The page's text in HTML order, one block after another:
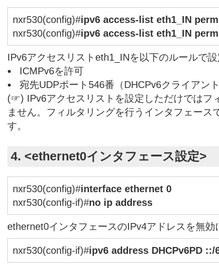
nxr530(config)#ipv6 access-list eth1_IN
nxr530(config)#ipv6 access-list eth1_IN
IPv6アクセスリストeth1_INを以下のルールで
ICMPv6を許可
宛先UDPポート546番（DHCPv6クライアン
(☞) IPv6アクセスリストを設定しただけではフ
ません。フィルタリングを行うインタフェース
す。
4. <ethernet0インタフェース設定>
nxr530(config)#interface ethernet 0
nxr530(config-if)#no ip address
ethernet0インタフェースのIPv4アドレスを無効
nxr530(config-if)#ipv6 address DHCPv6PD ::/